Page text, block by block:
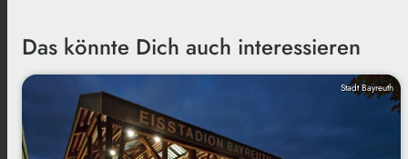
Das könnte Dich auch interessieren
Stadt Bayreuth